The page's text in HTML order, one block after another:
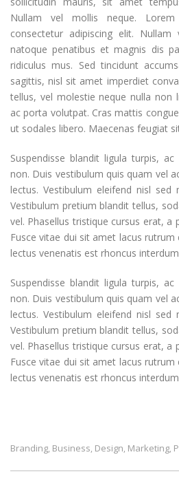
Nullam vel mollis neque.
consectetur adipiscing elit.
natoque penatibus et magnis dis
ridiculus mus. Sed tincidunt
sagittis, nisl sit amet imperdiet
tellus, vel molestie neque nulla non
ac porta volutpat. Cras mattis
ut sodales libero. Maecenas feugiat
Suspendisse blandit ligula turpis,
non. Duis vestibulum quis quam vel
lectus. Vestibulum eleifend nisl sed
Vestibulum pretium blandit tellus,
vel. Phasellus tristique cursus erat, a
Fusce vitae dui sit amet lacus rutrum
lectus venenatis est rhoncus
Suspendisse blandit ligula turpis,
non. Duis vestibulum quis quam vel
lectus. Vestibulum eleifend nisl sed
Vestibulum pretium blandit tellus,
vel. Phasellus tristique cursus erat, a
Fusce vitae dui sit amet lacus rutrum
lectus venenatis est rhoncus
Branding, Business, Design, Marketing,